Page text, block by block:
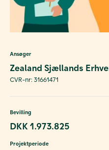
Ansøger
Zealand Sjællands
CVR-nr: 31661471
Bevilling
DKK 1.973.825
Projektperiode